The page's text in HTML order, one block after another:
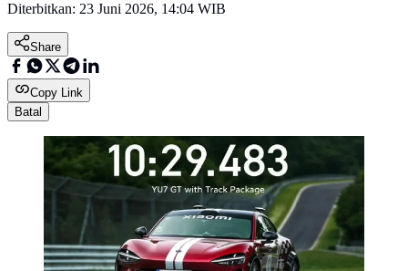
Diterbitkan: 23 Juni 2026, 14:04 WIB
Share
Copy Link
Batal